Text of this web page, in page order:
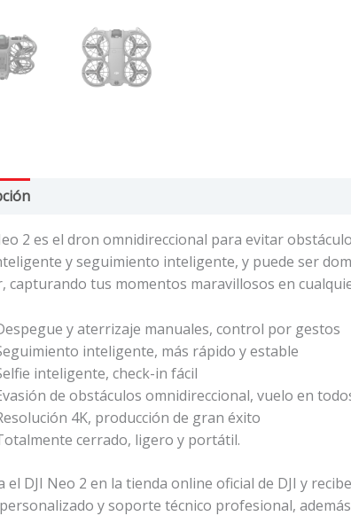
2 es el dron omnidireccional para evitar
y seguimiento inteligente, y puede ser
capturando tus momentos maravillosos en
y aterrizaje manuales, control por gestos
inteligente, más rápido y estable
inteligente, check-in fácil
de obstáculos omnidireccional, vuelo en
4K, producción de gran éxito
cerrado, ligero y portátil.
el DJI Neo 2 en la tienda online oficial de DJI y
y soporte técnico profesional,